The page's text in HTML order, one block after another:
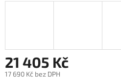
21 405 Kč
17 690 Kč bez DPH